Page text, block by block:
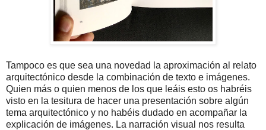
Tampoco es que sea una novedad la aproximación al relato
arquitectónico desde la combinación de texto e imágenes.
Quien más o quien menos de los que leáis esto os habréis
visto en la tesitura de hacer una presentación sobre algún
tema arquitectónico y no habéis dudado en acompañar la
explicación de imágenes. La narración visual nos resulta